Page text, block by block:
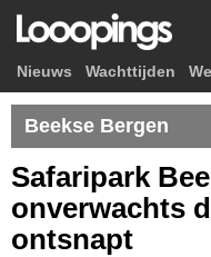
Nieuws Wachttijden
Beekse Bergen
Safaripark
onverwachts
ontsnapt